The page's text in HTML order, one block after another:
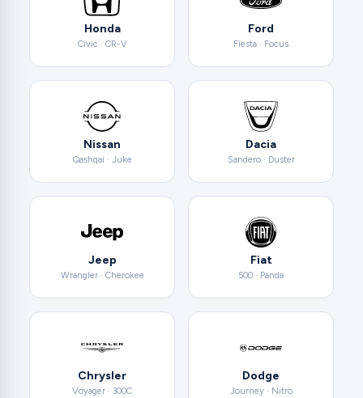
Honda
Civic · CR-V
Ford
Fiesta · Focus
Nissan
Qashqai · Juke
Dacia
Sandero · Duster
Jeep
Wrangler · Cherokee
Fiat
500 · Panda
Chrysler
Voyager · 300C
Dodge
Journey · Nitro